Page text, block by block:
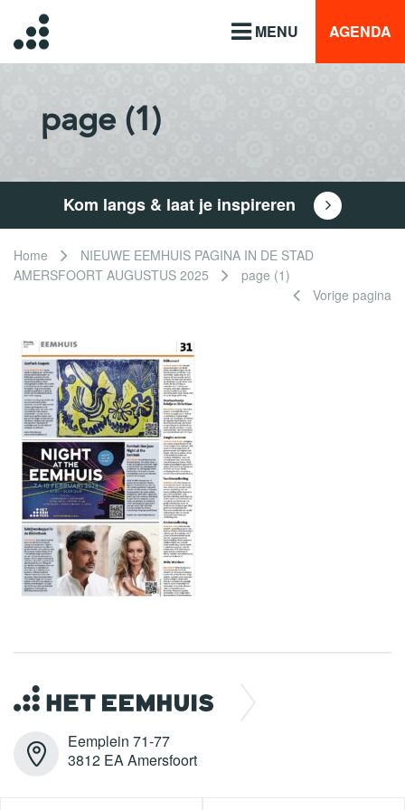
MENU AGENDA
page (1)
Kom langs & laat je inspireren
Home
NIEUWE EEMHUIS PAGINA IN DE STAD
AMERSFOORT AUGUSTUS 2025
page (1)
Vorige pagina
Eemplein 71-77
3812 EA Amersfoort